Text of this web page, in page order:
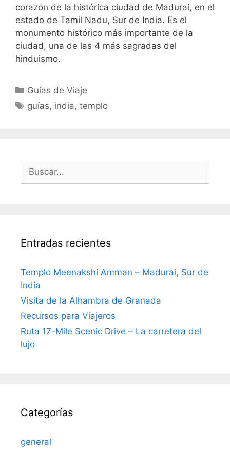
corazón de la histórica ciudad de Madurai, en el
estado de Tamil Nadu, Sur de India. Es el
monumento histórico más importante de la
ciudad, una de las 4 más sagradas del
hinduismo.
Categorías
Guías de Viaje
Etiquetas
guías, india,templo
Entradas recientes
Templo Meenakshi Amman – Madurai, Sur de
India
Visita de la Alhambra de Granada
Recursos para Viajeros
Ruta 17-Mile Scenic Drive – La carretera del
lujo
Categorías
general